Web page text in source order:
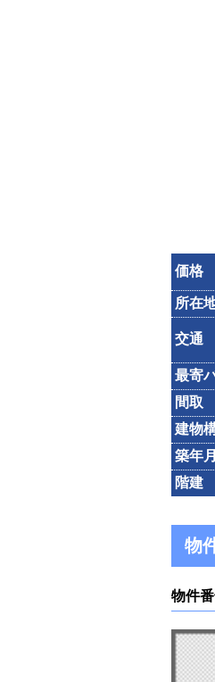
価格
所在
交通
最寄
間取
建物
築年月
階建
物
物件番